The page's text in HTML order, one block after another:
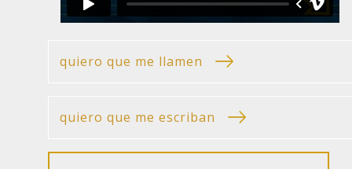
quiero que me llamen
quiero que me escriban